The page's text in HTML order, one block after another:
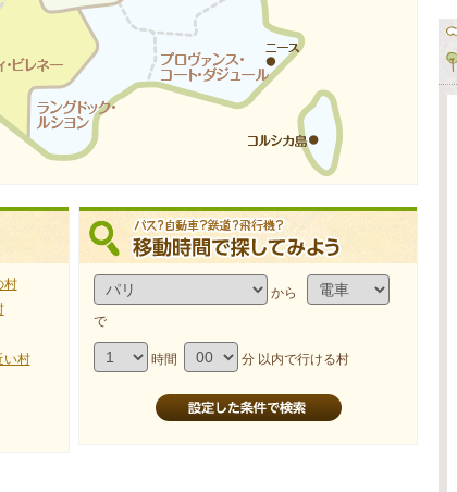
村
い村
から
で
時間 分 以内で行ける村